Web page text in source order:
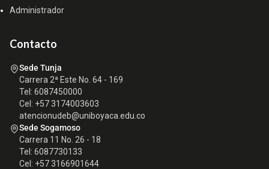
Administrador
Contacto
Sede Tunja
Carrera 2ª Este No. 64 - 169
Tel: 6087450000
Cel: +57 3174003603
atencionudeb@uniboyaca.edu.co
Sede Sogamoso
Carrera 11 No. 26 - 18
Tel: 6087730133
Cel: +57 3166901644